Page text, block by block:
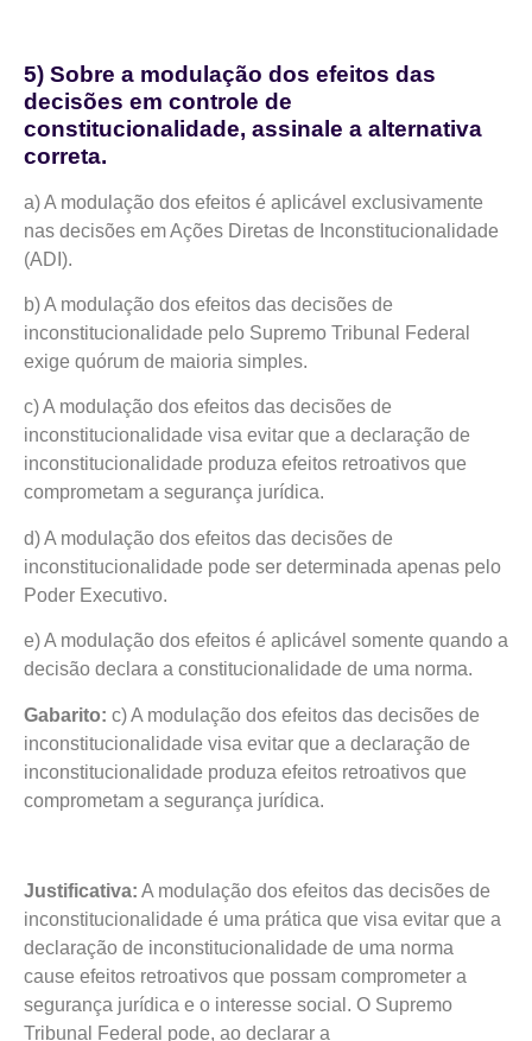
5) Sobre a modulação dos efeitos das
decisões em controle de
constitucionalidade, assinale a alternativa
correta.
a) A modulação dos efeitos é aplicável exclusivamente
nas decisões em Ações Diretas de Inconstitucionalidade
(ADI).
b) A modulação dos efeitos das decisões de
inconstitucionalidade pelo Supremo Tribunal Federal
exige quórum de maioria simples.
c) A modulação dos efeitos das decisões de
inconstitucionalidade visa evitar que a declaração de
inconstitucionalidade produza efeitos retroativos que
comprometam a segurança jurídica.
d) A modulação dos efeitos das decisões de
inconstitucionalidade pode ser determinada apenas pelo
Poder Executivo.
e) A modulação dos efeitos é aplicável somente quando a
decisão declara a constitucionalidade de uma norma.
Gabarito: c) A modulação dos efeitos das decisões de
inconstitucionalidade visa evitar que a declaração de
inconstitucionalidade produza efeitos retroativos que
comprometam a segurança jurídica.
Justificativa: A modulação dos efeitos das decisões de
inconstitucionalidade é uma prática que visa evitar que a
declaração de inconstitucionalidade de uma norma
cause efeitos retroativos que possam comprometer a
segurança jurídica e o interesse social. O Supremo
Tribunal Federal pode, ao declarar a